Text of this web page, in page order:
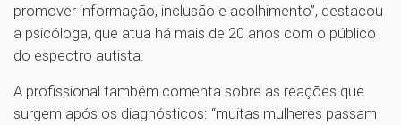
promover informação, inclusão e acolhimento”, destacou
a psicóloga, que atua há mais de 20 anos com o público
do espectro autista.
A profissional também comenta sobre as reações que
surgem após os diagnósticos: “muitas mulheres passam